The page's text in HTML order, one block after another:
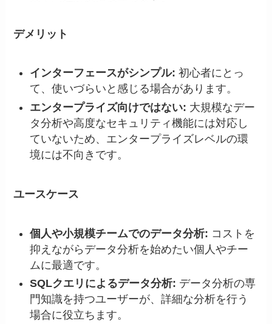
デメリット
インターフェースがシンプル: 初心者にとっ
て、使いづらいと感じる場合があります。
エンタープライズ向けではない: 大規模なデー
タ分析や高度なセキュリティ機能には対応し
ていないため、エンタープライズレベルの環
境には不向きです。
ユースケース
個人や小規模チームでのデータ分析: コストを
抑えながらデータ分析を始めたい個人やチー
ムに最適です。
SQLクエリによるデータ分析: データ分析の専
門知識を持つユーザーが、詳細な分析を行う
場合に役立ちます。